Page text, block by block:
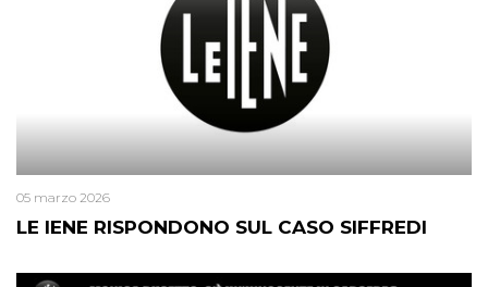
LE IENE RISPONDONO SUL CASO SIFFREDI
05 marzo 2026